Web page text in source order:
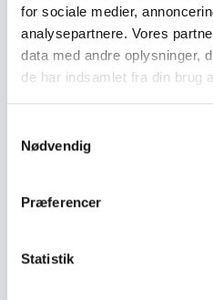
for sociale medier,
analysepartnere. Vores
data med andre oplysninger,
de har indsamlet fra din brug
Nødvendig
Præferencer
Statistik
Indsatser foregår i:
The Green Jobs project aims
sustainability in Soroti,
school and unemployed
formation of five
Clubs (CBECs), youth will